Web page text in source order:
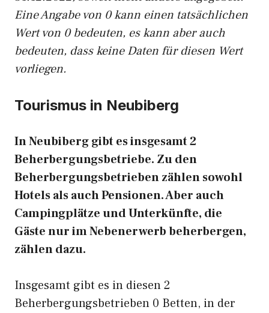
Eine Angabe von 0 kann einen tatsächlichen
Wert von 0 bedeuten, es kann aber auch
bedeuten, dass keine Daten für diesen Wert
vorliegen.
Tourismus in Neubiberg
In Neubiberg gibt es insgesamt 2
Beherbergungsbetriebe. Zu den
Beherbergungsbetrieben zählen sowohl
Hotels als auch Pensionen. Aber auch
Campingplätze und Unterkünfte, die
Gäste nur im Nebenerwerb beherbergen,
zählen dazu.
Insgesamt gibt es in diesen 2
Beherbergungsbetrieben 0 Betten, in der